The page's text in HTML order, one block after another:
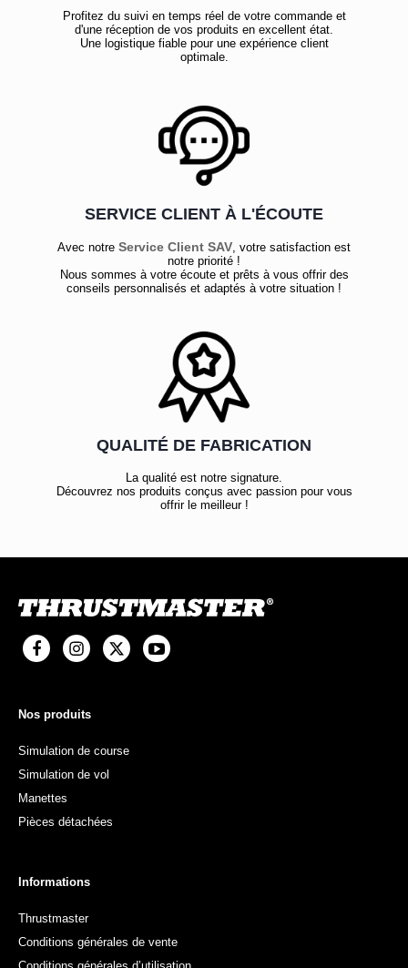
Profitez du suivi en temps réel de votre commande et
d'une réception de vos produits en excellent état.
Une logistique fiable pour une expérience client
optimale.
SERVICE CLIENT À L'ÉCOUTE
Avec notre Service Client SAV, votre satisfaction est
notre priorité !
Nous sommes à votre écoute et prêts à vous offrir des
conseils personnalisés et adaptés à votre situation !
QUALITÉ DE FABRICATION
La qualité est notre signature.
Découvrez nos produits conçus avec passion pour vous
offrir le meilleur !
Nos produits
Simulation de course
Simulation de vol
Manettes
Pièces détachées
Informations
Thrustmaster
Conditions générales de vente